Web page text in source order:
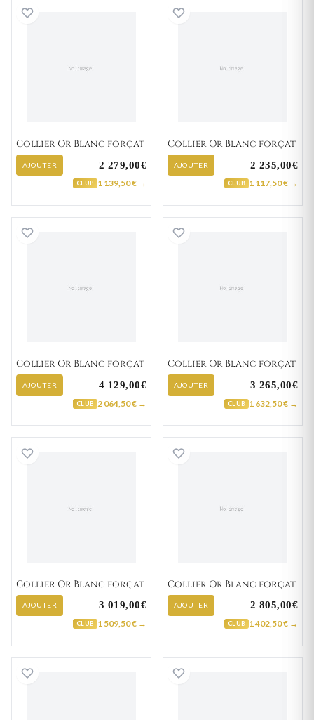
Collier Or Blanc forçat
Collier Or Blanc forçat
AJOUTER 2 279,00€
CLUB 1 139,50 € →
Collier Or Blanc forçat
AJOUTER 2 235,00€
CLUB 1 117,50 € →
Collier Or Blanc forçat
Collier Or Blanc forçat
AJOUTER 4 129,00€
CLUB 2 064,50 € →
Collier Or Blanc forçat
AJOUTER 3 265,00€
CLUB 1 632,50 € →
Collier Or Blanc forçat
Collier Or Blanc forçat
AJOUTER 3 019,00€
CLUB 1 509,50 € →
Collier Or Blanc forçat
AJOUTER 2 805,00€
CLUB 1 402,50 € →
Collier Or Blanc forçat